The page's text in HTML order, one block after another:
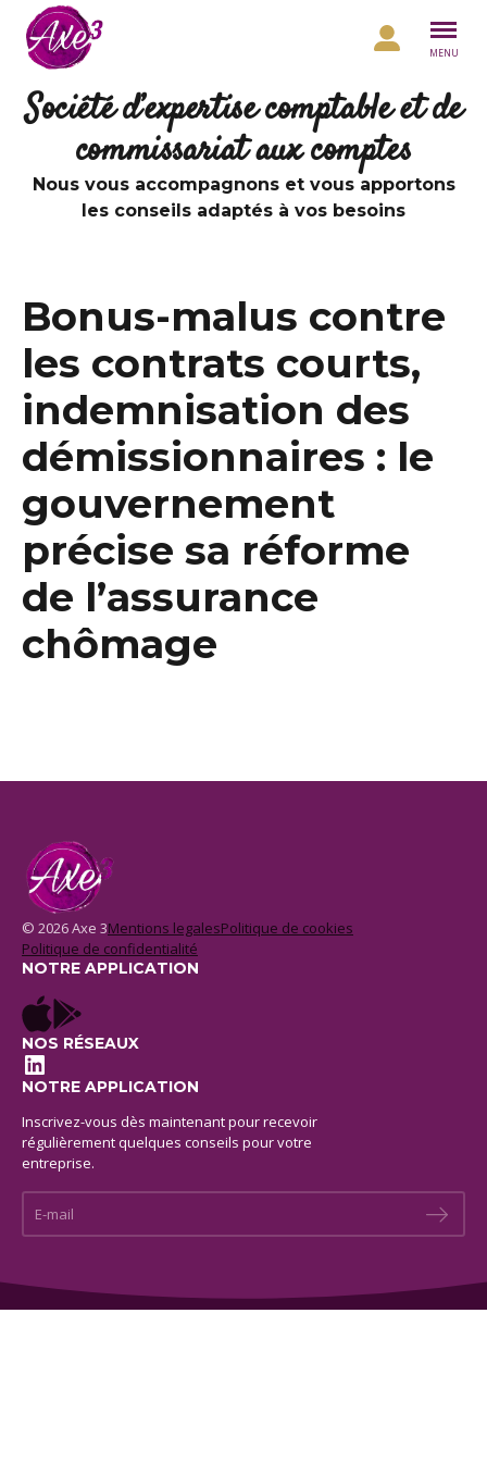
Aller au contenu
MENU
Société d’expertise comptable et de
commissariat aux comptes
Nous vous accompagnons et vous apportons
les conseils adaptés à vos besoins
Bonus-malus contre
les contrats courts,
indemnisation des
démissionnaires : le
gouvernement
précise sa réforme
de l’assurance
chômage
© 2026 Axe 3Mentions legalesPolitique de cookies
Politique de confidentialité
NOTRE APPLICATION
NOS RÉSEAUX
LinkedIn
NOTRE APPLICATION
Inscrivez-vous dès maintenant pour recevoir
régulièrement quelques conseils pour votre
entreprise.